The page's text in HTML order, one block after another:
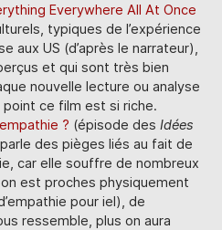
Everywhere All At Once
typiques de l’expérience
aux US (d’après le narrateur),
et qui sont très bien
nouvelle lecture ou analyse
ce film est si riche.
? (épisode desIdées
des pièges liés au fait de
car elle souffre de nombreux
est proches physiquement
pour iel), de
ressemble, plus on aura